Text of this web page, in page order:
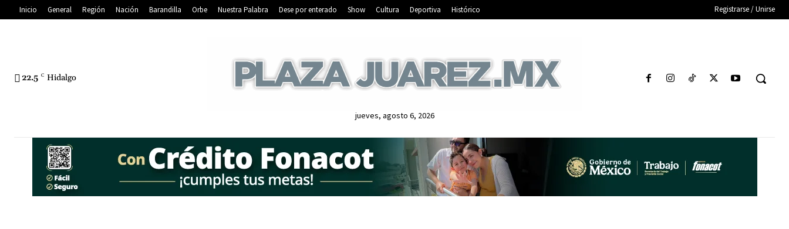
Inicio General Región Nación Barandilla Orbe Nuestra Palabra Dese por enterado Show Cultura Deportiva Histórico Registrarse / Unirse
22.5 C Hidalgo
jueves, agosto 6, 2026